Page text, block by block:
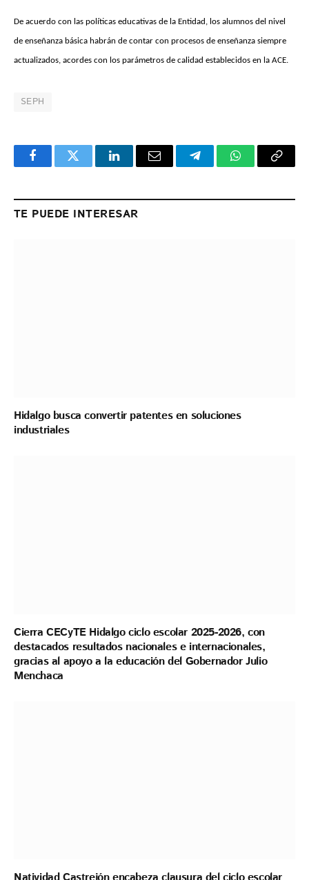
De acuerdo con las políticas educativas de la Entidad, los alumnos del nivel
de enseñanza básica habrán de contar con procesos de enseñanza siempre
actualizados, acordes con los parámetros de calidad establecidos en la ACE.
SEPH
FacebookTwitter LinkedInEmail TelegramWhatsApp
Copy
TE PUEDE INTERESAR
Hidalgo busca convertir patentes en soluciones
industriales
Cierra CECyTE Hidalgo ciclo escolar 2025-2026, con
destacados resultados nacionales e internacionales,
gracias al apoyo a la educación del Gobernador Julio
Menchaca